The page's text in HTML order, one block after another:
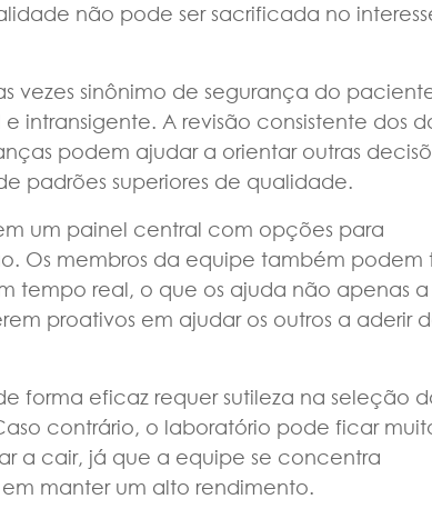
não pode ser sacrificada no
vezes sinônimo de segurança do
intransigente. A revisão consistente dos
podem ajudar a orientar outras
padrões superiores de qualidade.
um painel central com opções para
Os membros da equipe também podem
tempo real, o que os ajuda não apenas a
proativos em ajudar os outros a aderir
forma eficaz requer sutileza na seleção
contrário, o laboratório pode ficar
a cair, já que a equipe se concentra
manter um alto rendimento.